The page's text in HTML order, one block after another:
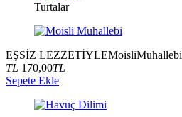
Turtalar
EŞSİZ LEZZETİYLEMoisliMuhallebi
TL 170,00TL
Sepete Ekle